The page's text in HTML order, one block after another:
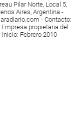
Pilar Norte, Local 5,
Aires, Argentina -
- Contacto:
Empresa propietaria del
Febrero 2010